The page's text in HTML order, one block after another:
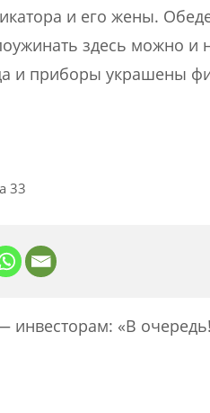
и его жены.
здесь можно и
и приборы украшены
33
инвесторам: «В